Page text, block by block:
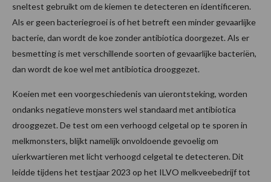
sneltest gebruikt om de kiemen te detecteren en identificeren.
Als er geen bacteriegroei is of het betreft een minder gevaarlijke
bacterie, dan wordt de koe zonder antibiotica doorgezet. Als er
besmetting is met verschillende soorten of gevaarlijke bacteriën,
dan wordt de koe wel met antibiotica drooggezet.
Koeien met een voorgeschiedenis van uierontsteking, worden
ondanks negatieve monsters wel standaard met antibiotica
drooggezet. De test om een verhoogd celgetal op te sporen in
melkmonsters, blijkt namelijk onvoldoende gevoelig om
uierkwartieren met licht verhoogd celgetal te detecteren. Dit
leidde tijdens het testjaar 2023 op het ILVO melkveebedrijf tot